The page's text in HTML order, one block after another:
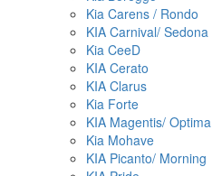
Kia Carens / Rondo
KIA Carnival/ Sedona
Kia CeeD
KIA Cerato
KIA Clarus
Kia Forte
KIA Magentis/ Optima
Kia Mohave
KIA Picanto/ Morning